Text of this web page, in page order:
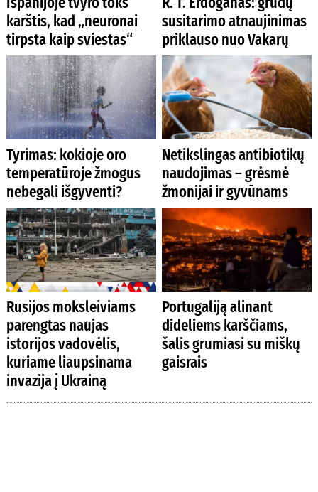
karštis, kad „neuronai
tirpsta kaip sviestas“
susitarimo atnaujinimas
priklauso nuo Vakarų
Tyrimas: kokioje oro
temperatūroje žmogus
nebegali išgyventi?
Netikslingas antibiotikų
naudojimas – grėsmė
žmonijai ir gyvūnams
Rusijos moksleiviams
parengtas naujas
istorijos vadovėlis,
kuriame liaupsinama
invazija į Ukrainą
Portugaliją alinant
dideliems karščiams,
šalis grumiasi su miškų
gaisrais